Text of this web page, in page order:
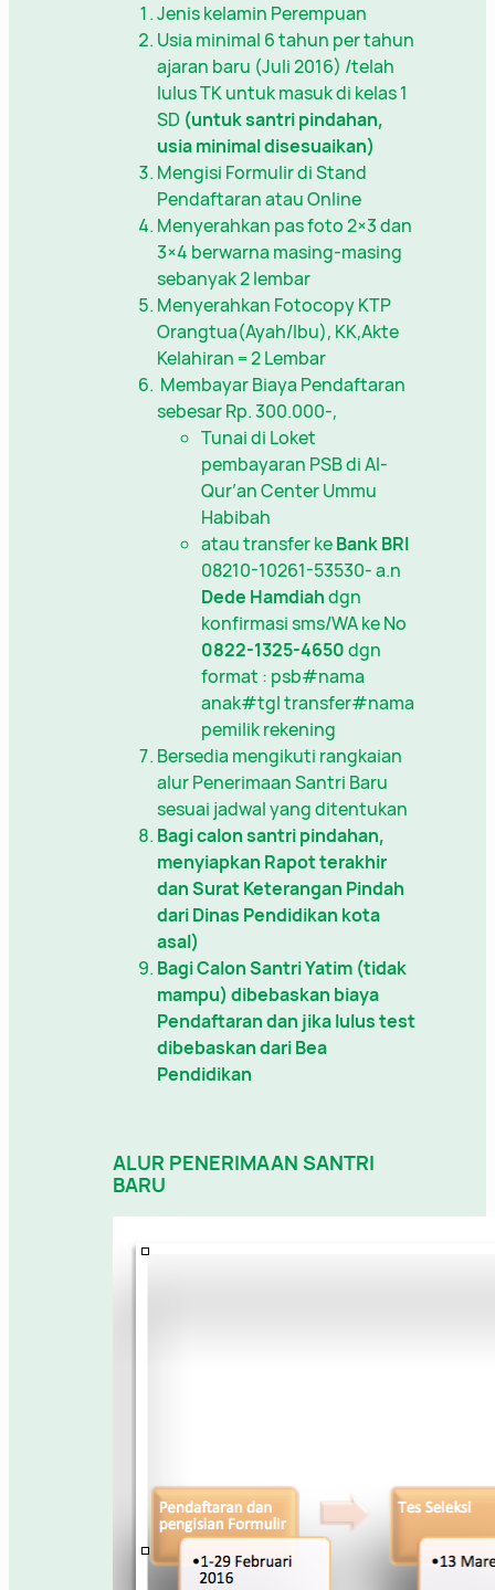
Jenis kelamin Perempuan
Usia minimal 6 tahun per tahun
ajaran baru (Juli 2016) /telah
lulus TK untuk masuk di kelas 1
SD (untuk santri pindahan,
usia minimal disesuaikan)
Mengisi Formulir di Stand
Pendaftaran atau Online
Menyerahkan pas foto 2×3 dan
3×4 berwarna masing-masing
sebanyak 2 lembar
Menyerahkan Fotocopy KTP
Orangtua(Ayah/Ibu), KK,Akte
Kelahiran = 2 Lembar
Membayar Biaya Pendaftaran
sebesar Rp. 300.000-,
Tunai di Loket
pembayaran PSB di Al-
Qur’an Center Ummu
Habibah
atau transfer keBank BRI
08210-10261-53530- a.n
Dede Hamdiahdgn
konfirmasi sms/WA ke No
0822-1325-4650dgn
format : psb#nama
anak#tgl transfer#nama
pemilik rekening
Bersedia mengikuti rangkaian
alur Penerimaan Santri Baru
sesuai jadwal yang ditentukan
Bagi calon santri pindahan,
menyiapkan Rapot terakhir
dan Surat Keterangan Pindah
dari Dinas Pendidikan kota
asal)
Bagi Calon Santri Yatim (tidak
mampu) dibebaskan biaya
Pendaftaran dan jika lulus test
dibebaskan dari Bea
Pendidikan
ALUR PENERIMAAN SANTRI
BARU